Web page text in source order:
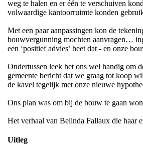
weg te halen en er één te verschuiven
volwaardige kantoorruimte konden
Met een paar aanpassingen kon de
bouwvergunning mochten aanvragen…
een ‘positief advies’ heet dat - en onze
Ondertussen leek het ons wel handig om
gemeente bericht dat we graag tot koop
de kavel tegelijk met onze nieuwe
Ons plan was om bij de bouw te gaan
Het verhaal van Belinda Fallaux die haar
Uitleg